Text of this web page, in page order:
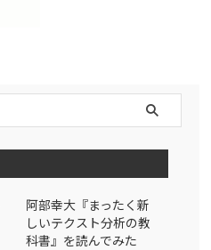
阿部幸大『まったく新
しいテクスト分析の教
科書』を読んでみた